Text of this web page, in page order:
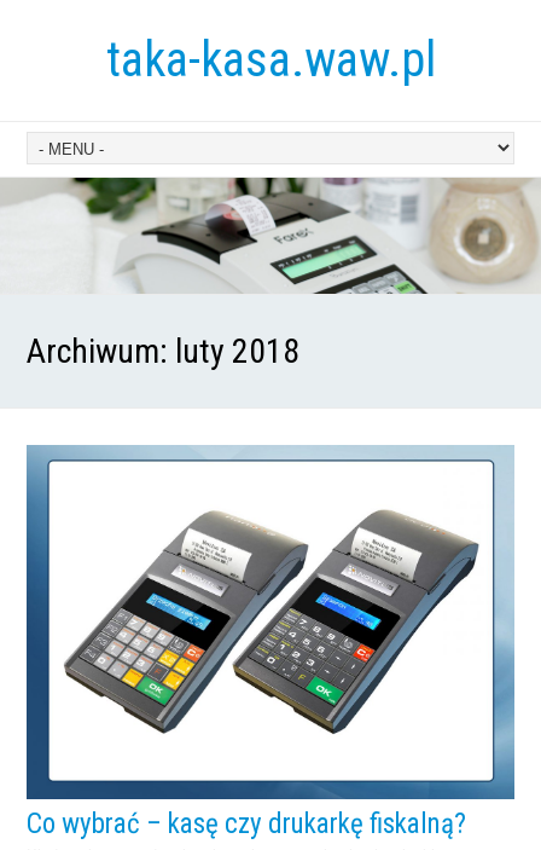
taka-kasa.waw.pl
Archiwum: luty 2018
Co wybrać – kasę czy drukarkę fiskalną?